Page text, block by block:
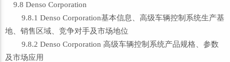
9.8 Denso Corporation
9.8.1 Denso Corporation基本信息、高级车辆控制系统生产基
地、销售区域、竞争对手及市场地位
9.8.2 Denso Corporation 高级车辆控制系统产品规格、参数
及市场应用